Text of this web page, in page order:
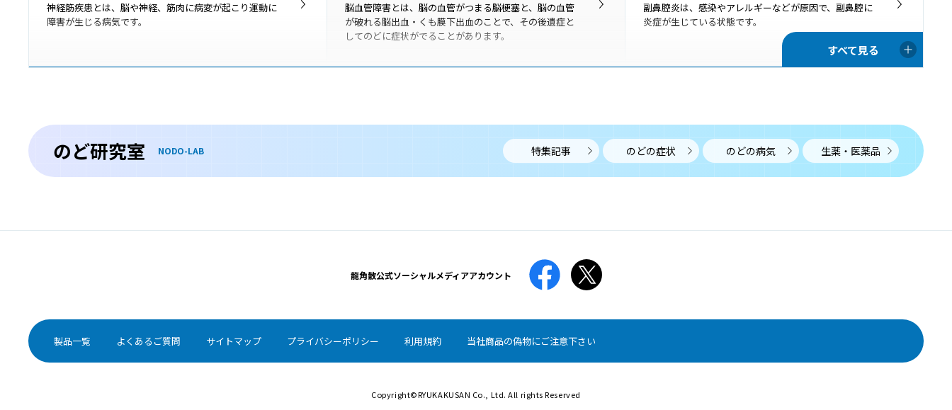
神経筋疾患とは、脳や神経、筋肉に病変が起こり運動に
障害が生じる病気です。
脳血管障害とは、脳の血管がつまる脳梗塞と、脳の血管
が破れる脳出血・くも膜下出血のことで、その後遺症と
してのどに症状がでることがあります。
副鼻腔炎は、感染やアレルギーなどが原因で、副鼻腔に
炎症が生じている状態です。
シェーグレン症候群は、本来、体を守る役割のある免疫
の1つです。
肥満症は、肥満により糖尿病や脂質異常症、高血圧、高
尿酸血症などの合併症がある、あるいはこれらの合併症
リンパ節腫脹とはリンパ節が腫れた状態で、炎症による
ものと腫瘍によるものに大きく分けられます。
甲状腺腫瘍とは甲状腺にできた腫瘍のことで、良性と悪
唾液腺腫瘍は、すべての唾液腺で起こり得ますが、約
唾石とは唾液腺や導管の中に生じる結石のことで、唾液
性行動の多様化などに伴い、梅毒や淋菌感染症、クラミ
ジア感染症、HIVなどの性感染症の症状が口腔内にあらわ
喘息とは、空気の通り道である気道に炎症が生じること
で、様々な刺激に対して敏感に反応して気道が狭くなる
物質を長期的に吸っていたことにより気道に炎症が起
のど研究室 NODO-LAB 特集記事 のどの症状 のどの病気 生薬・医薬品
龍角散公式ソーシャルメディアアカウント
製品一覧 よくあるご質問 サイトマップ プライバシーポリシー 利用規約 当社商品の偽物にご注意下さい
Copyright©RYUKAKUSAN Co., Ltd. All rights Reserved